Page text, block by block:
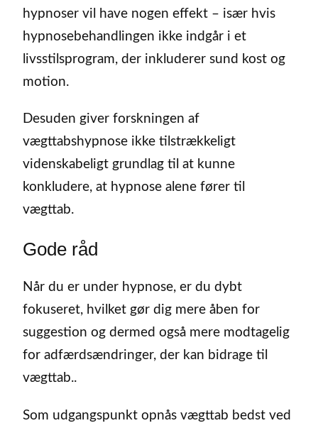
hypnoser vil have nogen effekt – især hvis
hypnosebehandlingen ikke indgår i et
livsstilsprogram, der inkluderer sund kost og
motion.
Desuden giver forskningen af
vægttabshypnose ikke tilstrækkeligt
videnskabeligt grundlag til at kunne
konkludere, at hypnose alene fører til
vægttab.
Gode råd
Når du er under hypnose, er du dybt
fokuseret, hvilket gør dig mere åben for
suggestion og dermed også mere modtagelig
for adfærdsændringer, der kan bidrage til
vægttab..
Som udgangspunkt opnås vægttab bedst ved